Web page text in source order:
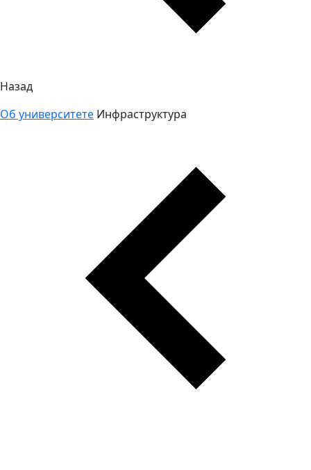
Назад
Об университете Инфраструктура